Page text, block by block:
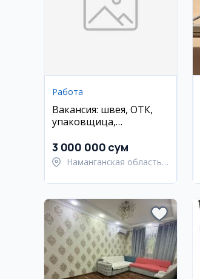
Работа
Вакансия: швея, ОТК,
упаковщица,
швейный цех
(Наманган)
3 000 000 сум
Наманганская область,